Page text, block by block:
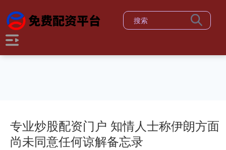
专业炒股配资门户 知情人士称伊朗方面
尚未同意任何谅解备忘录